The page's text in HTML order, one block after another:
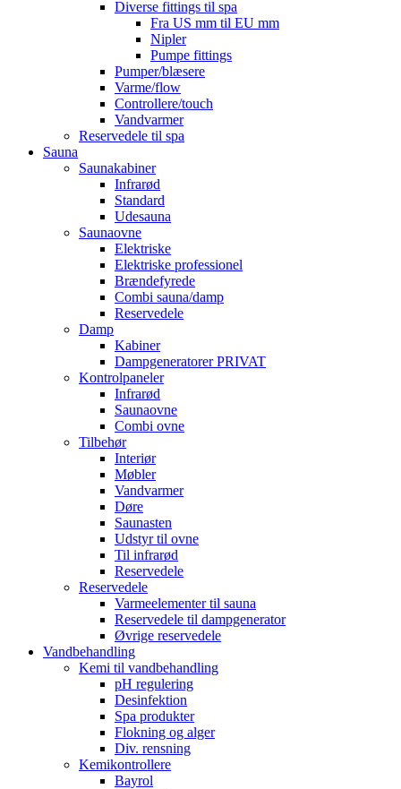
Diverse fittings til spa
Fra US mm til EU mm
Nipler
Pumpe fittings
Pumper/blæsere
Varme/flow
Controllere/touch
Vandvarmer
Reservedele til spa
Sauna
Saunakabiner
Infrarød
Standard
Udesauna
Saunaovne
Elektriske
Elektriske professionel
Brændefyrede
Combi sauna/damp
Reservedele
Damp
Kabiner
Dampgeneratorer PRIVAT
Kontrolpaneler
Infrarød
Saunaovne
Combi ovne
Tilbehør
Interiør
Møbler
Vandvarmer
Døre
Saunasten
Udstyr til ovne
Til infrarød
Reservedele
Reservedele
Varmeelementer til sauna
Reservedele til dampgenerator
Øvrige reservedele
Vandbehandling
Kemi til vandbehandling
pH regulering
Desinfektion
Spa produkter
Flokning og alger
Div. rensning
Kemikontrollere
Bayrol